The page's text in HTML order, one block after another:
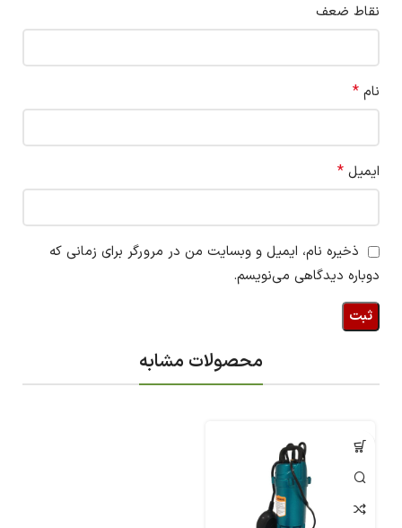
نقاط ضعف
نام *
ایمیل *
ذخیره نام، ایمیل و وبسایت من در مرورگر برای زمانی که
دوباره دیدگاهی می‌نویسم.
محصولات مشابه